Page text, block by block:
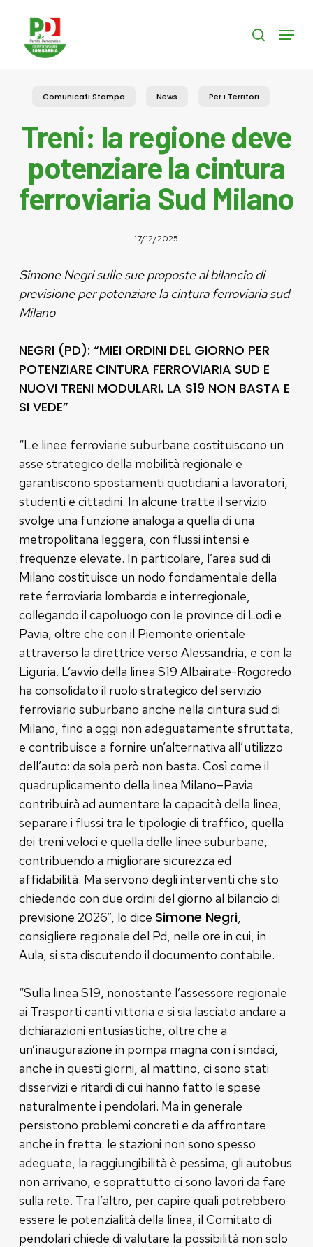
content
search
Menu
Comunicati Stampa News Per i Territori
Treni: la regione deve
potenziare la cintura
ferroviaria Sud Milano
17/12/2025
Simone Negri sulle sue proposte al bilancio di
previsione per potenziare la cintura ferroviaria sud
Milano
NEGRI (PD): “MIEI ORDINI DEL GIORNO PER
POTENZIARE CINTURA FERROVIARIA SUD E
NUOVI TRENI MODULARI. LA S19 NON BASTA E
SI VEDE”
“Le linee ferroviarie suburbane costituiscono un
asse strategico della mobilità regionale e
garantiscono spostamenti quotidiani a lavoratori,
studenti e cittadini. In alcune tratte il servizio
svolge una funzione analoga a quella di una
metropolitana leggera, con flussi intensi e
frequenze elevate. In particolare, l’area sud di
Milano costituisce un nodo fondamentale della
rete ferroviaria lombarda e interregionale,
collegando il capoluogo con le province di Lodi e
Pavia, oltre che con il Piemonte orientale
attraverso la direttrice verso Alessandria, e con la
Liguria. L’avvio della linea S19 Albairate-Rogoredo
ha consolidato il ruolo strategico del servizio
ferroviario suburbano anche nella cintura sud di
Milano, fino a oggi non adeguatamente sfruttata,
e contribuisce a fornire un’alternativa all’utilizzo
dell’auto: da sola però non basta. Così come il
quadruplicamento della linea Milano–Pavia
contribuirà ad aumentare la capacità della linea,
separare i flussi tra le tipologie di traffico, quella
dei treni veloci e quella delle linee suburbane,
contribuendo a migliorare sicurezza ed
affidabilità. Ma servono degli interventi che sto
chiedendo con due ordini del giorno al bilancio di
previsione 2026”, lo dice Simone Negri,
consigliere regionale del Pd, nelle ore in cui, in
Aula, si sta discutendo il documento contabile.
“Sulla linea S19, nonostante l’assessore regionale
ai Trasporti canti vittoria e si sia lasciato andare a
dichiarazioni entusiastiche, oltre che a
un’inaugurazione in pompa magna con i sindaci,
anche in questi giorni, al mattino, ci sono stati
disservizi e ritardi di cui hanno fatto le spese
naturalmente i pendolari. Ma in generale
persistono problemi concreti e da affrontare
anche in fretta: le stazioni non sono spesso
adeguate, la raggiungibilità è pessima, gli autobus
non arrivano, e soprattutto ci sono lavori da fare
sulla rete. Tra l’altro, per capire quali potrebbero
essere le potenzialità della linea, il Comitato di
pendolari chiede di valutare la possibilità non solo